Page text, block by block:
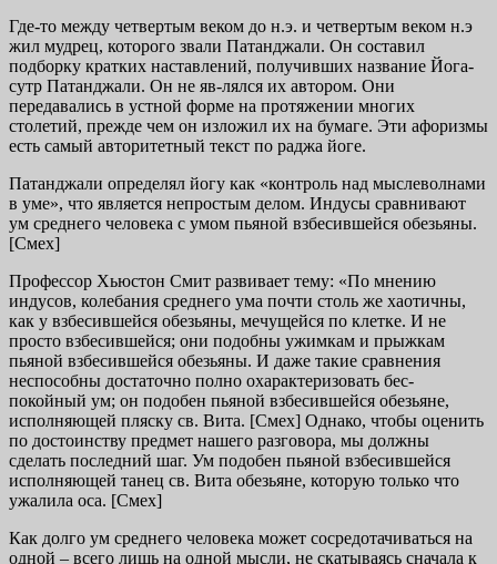
Где-то между четвертым веком до н.э. и четвертым веком н.э
жил мудрец, которого звали Патанджали. Он составил
подборку кратких наставлений, получивших название Йога-
сутр Патанджали. Он не яв-лялся их автором. Они
передавались в устной форме на протяжении многих
столетий, прежде чем он изложил их на бумаге. Эти афоризмы
есть самый авторитетный текст по раджа йоге.
Патанджали определял йогу как «контроль над мыслеволнами
в уме», что является непростым делом. Индусы сравнивают
ум среднего человека с умом пьяной взбесившейся обезьяны.
[Смех]
Профессор Хьюстон Смит развивает тему: «По мнению
индусов, колебания среднего ума почти столь же хаотичны,
как у взбесившейся обезьяны, мечущейся по клетке. И не
просто взбесившейся; они подобны ужимкам и прыжкам
пьяной взбесившейся обезьяны. И даже такие сравнения
неспособны достаточно полно охарактеризовать бес-
покойный ум; он подобен пьяной взбесившейся обезьяне,
исполняющей пляску св. Вита. [Смех] Однако, чтобы оценить
по достоинству предмет нашего разговора, мы должны
сделать последний шаг. Ум подобен пьяной взбесившейся
исполняющей танец св. Вита обезьяне, которую только что
ужалила оса. [Смех]
Как долго ум среднего человека может сосредотачиваться на
одной – всего лишь на одной мысли, не скатываясь сначала к